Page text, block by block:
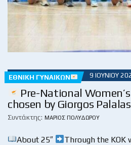
ΕΘΝΙΚΉ ΓΥΝΑΙΚΏΝ 9 ΙΟΥΝΊΟΥ
Pre-National
chosen by Giorgos
Συντάκτης: ΜΆΡΙΟΣ ΠΟΛΥΔΏΡΟΥ
About 25″
Through the KOK